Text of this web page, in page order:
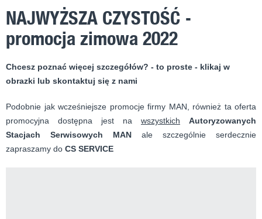
NAJWYŻSZA CZYSTOŚĆ -
promocja zimowa 2022
Chcesz poznać więcej szczegółów? - to proste - klikaj w
obrazki lub skontaktuj się z nami
Podobnie jak wcześniejsze promocje firmy MAN, również ta oferta
promocyjna dostępna jest na wszystkich
Autoryzowanych
Stacjach Serwisowych MAN ale szczególnie serdecznie
zapraszamy do CS SERVICE